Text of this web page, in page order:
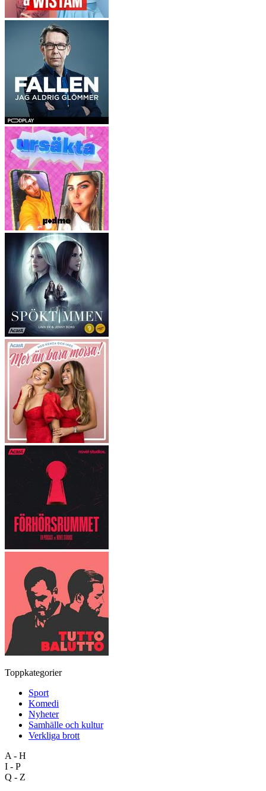
Toppkategorier
Sport
Komedi
Nyheter
Samhälle och kultur
Verkliga brott
A - H
I - P
Q - Z